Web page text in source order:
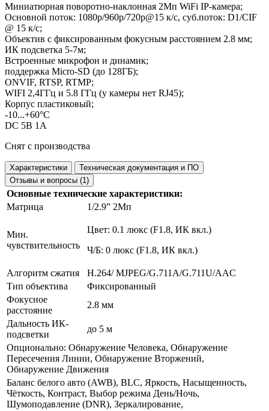
Миниатюрная поворотно-наклонная 2Мп WiFi IP-камера;
Основной поток: 1080p/960p/720p@15 к/с, суб.поток: D1/CIF
@ 15 к/с;
Объектив с фиксированным фокусным расстоянием 2.8 мм;
ИК подсветка 5-7м;
Встроенные микрофон и динамик;
поддержка Micro-SD (до 128ГБ);
ONVIF, RTSP, RTMP;
WIFI 2,4ГГц и 5.8 ГГц (у камеры нет RJ45);
Корпус пластиковый;
-10...+60°С
DC 5В 1А
Снят с производства
Характеристики
Техническая документация и ПО
Отзывы и вопросы (1)
Основные технические характеристики:
Матрица
1/2.9” 2Мп
Мин.
чувствительность
Цвет: 0.1 люкс (F1.8, ИК вкл.)
Ч/Б: 0 люкс (F1.8, ИК вкл.)
Алгоритм сжатия
H.264/ MJPEG/G.711A/G.711U/AAC
Тип объектива
Фиксированный
Фокусное
расстояние
2.8 мм
Дальность ИК-
подсветки
до 5 м
Опционально: Обнаружение Человека, Обнаружение
Пересечения Линии, Обнаружение Вторжений,
Обнаружение Движения
Баланс белого авто (AWB), BLC, Яркость, Насыщенность,
Чёткость, Контраст, Выбор режима День/Ночь,
Шумоподавление (DNR), Зеркалирование,